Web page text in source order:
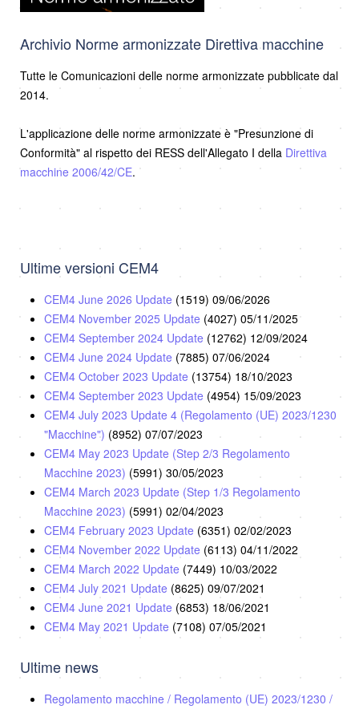
Archivio Norme armonizzate Direttiva macchine
Tutte le Comunicazioni delle norme armonizzate pubblicate dal
2014.
L'applicazione delle norme armonizzate è "Presunzione di
Conformità" al rispetto dei RESS dell'Allegato I della Direttiva
macchine 2006/42/CE.
Ultime versioni CEM4
CEM4 June 2026 Update (1519) 09/06/2026
CEM4 November 2025 Update (4027) 05/11/2025
CEM4 September 2024 Update (12762) 12/09/2024
CEM4 June 2024 Update (7885) 07/06/2024
CEM4 October 2023 Update (13754) 18/10/2023
CEM4 September 2023 Update (4954) 15/09/2023
CEM4 July 2023 Update 4 (Regolamento (UE) 2023/1230
"Macchine") (8952) 07/07/2023
CEM4 May 2023 Update (Step 2/3 Regolamento
Macchine 2023) (5991) 30/05/2023
CEM4 March 2023 Update (Step 1/3 Regolamento
Macchine 2023) (5991) 02/04/2023
CEM4 February 2023 Update (6351) 02/02/2023
CEM4 November 2022 Update (6113) 04/11/2022
CEM4 March 2022 Update (7449) 10/03/2022
CEM4 July 2021 Update (8625) 09/07/2021
CEM4 June 2021 Update (6853) 18/06/2021
CEM4 May 2021 Update (7108) 07/05/2021
Ultime news
Regolamento macchine / Regolamento (UE) 2023/1230 /